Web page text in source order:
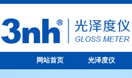
网站首页 光泽度仪